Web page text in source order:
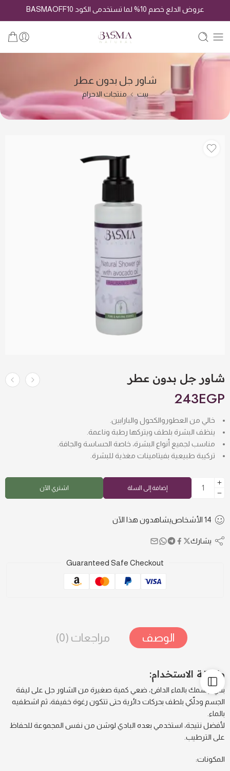
عروض الدلع خصم 10% لما تستخدمى الكود BASMAOFF10
شاور جل بدون عطر
بيت منتجات الاحرام
شاور جل بدون عطر
243EGP
خالي من العطور والكحول والبارابين.
ينظف البشرة بلطف ويتركها رطبة وناعمة.
مناسب لجميع أنواع البشرة، خاصة الحساسة والجافة.
تركيبة طبيعية بفيتامينات مغذية للبشرة.
إضافة إلى السلة اشتري الآن
14 الأشخاصيشاهدون هذا الآن
يشارك
Guaranteed Safe Checkout
الوصف مراجعات (0)
طريقة الاستخدام:
بلّلي جسمك بالماء الدافئ، ضعي كمية صغيرة من الشاور جل على ليفة
الجسم ودلّكي بلطف بحركات دائرية حتى تتكون رغوة خفيفة، ثم اشطفيه
بالماء.
لأفضل نتيجة، استخدمي بعده البادي لوشن من نفس المجموعة للحفاظ
على الترطيب.
المكونات: